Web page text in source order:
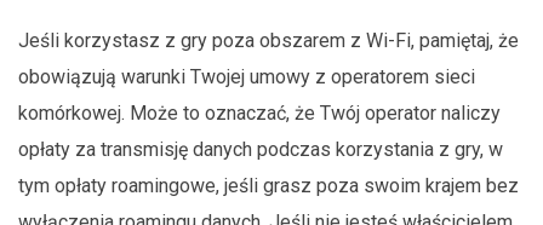
Jeśli korzystasz z gry poza obszarem z Wi-Fi, pamiętaj, że
obowiązują warunki Twojej umowy z operatorem sieci
komórkowej. Może to oznaczać, że Twój operator naliczy
opłaty za transmisję danych podczas korzystania z gry, w
tym opłaty roamingowe, jeśli grasz poza swoim krajem bez